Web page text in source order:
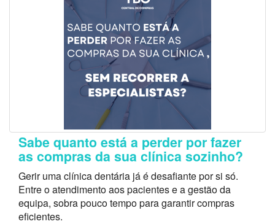
Sabe quanto está a perder por fazer
as compras da sua clínica sozinho?
Gerir uma clínica dentária já é desafiante por si só.
Entre o atendimento aos pacientes e a gestão da
equipa, sobra pouco tempo para garantir compras
eficientes.